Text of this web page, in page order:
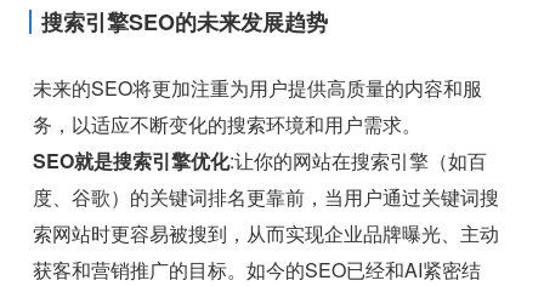
搜索引擎SEO的未来发展趋势
未来的SEO将更加注重为用户提供高质量的内容和服
务，以适应不断变化的搜索环境和用户需求。
SEO就是搜索引擎优化:让你的网站在搜索引擎（如百
度、谷歌）的关键词排名更靠前，当用户通过关键词搜
索网站时更容易被搜到，从而实现企业品牌曝光、主动
获客和营销推广的目标。如今的SEO已经和AI紧密结